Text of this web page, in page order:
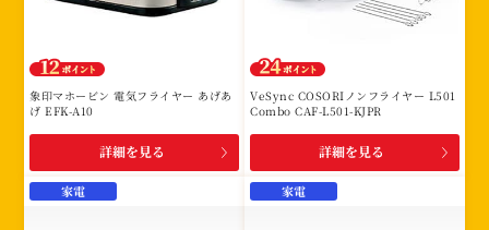
象印マホービン 電気フライヤー あげあ
げ EFK-A10
詳細を見る
VeSync COSORIノンフライヤー L501
Combo CAF-L501-KJPR
詳細を見る
家電 家電